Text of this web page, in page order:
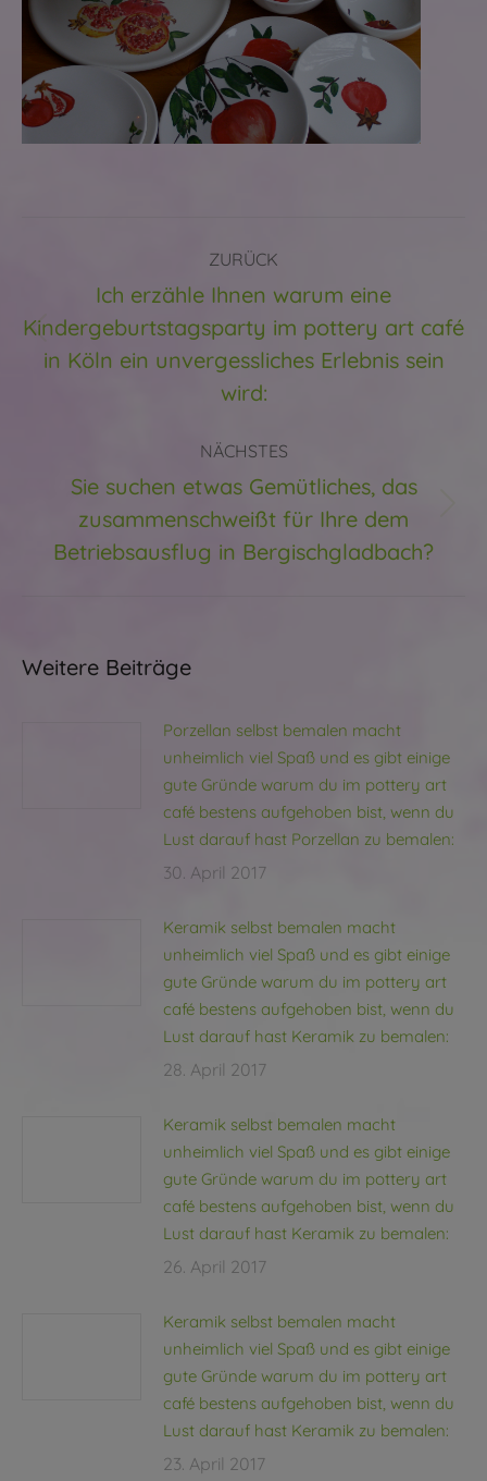
ZURÜCK
Vorheriger
Beitrag:
Ich erzähle Ihnen warum eine
Kindergeburtstagsparty im pottery art café
in Köln ein unvergessliches Erlebnis sein
wird:
NÄCHSTES
Nächster
Beitrag:
Sie suchen etwas Gemütliches, das
zusammenschweißt für Ihre dem
Betriebsausflug in Bergischgladbach?
Weitere Beiträge
Porzellan selbst bemalen macht
unheimlich viel Spaß und es gibt einige
gute Gründe warum du im pottery art
café bestens aufgehoben bist, wenn du
Lust darauf hast Porzellan zu bemalen:
30. April 2017
Keramik selbst bemalen macht
unheimlich viel Spaß und es gibt einige
gute Gründe warum du im pottery art
café bestens aufgehoben bist, wenn du
Lust darauf hast Keramik zu bemalen:
28. April 2017
Keramik selbst bemalen macht
unheimlich viel Spaß und es gibt einige
gute Gründe warum du im pottery art
café bestens aufgehoben bist, wenn du
Lust darauf hast Keramik zu bemalen:
26. April 2017
Keramik selbst bemalen macht
unheimlich viel Spaß und es gibt einige
gute Gründe warum du im pottery art
café bestens aufgehoben bist, wenn du
Lust darauf hast Keramik zu bemalen:
23. April 2017